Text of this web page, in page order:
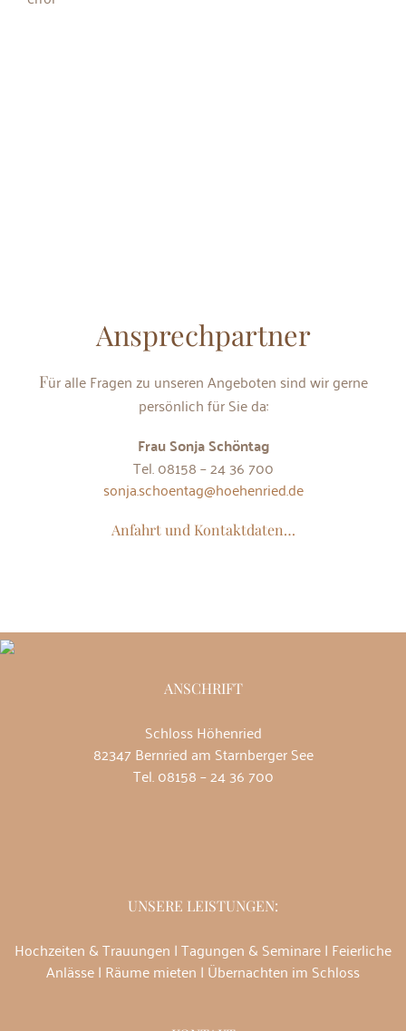
Ansprechpartner
Für alle Fragen zu unseren Angeboten sind wir gerne
persönlich für Sie da:
Frau Sonja Schöntag
Tel. 08158 – 24 36 700
sonja.schoentag@hoehenried.de
Anfahrt und Kontaktdaten…
ANSCHRIFT
Schloss Höhenried
82347 Bernried am Starnberger See
Tel. 08158 – 24 36 700
UNSERE LEISTUNGEN:
Hochzeiten & Trauungen |Tagungen & Seminare| Feierliche
Anlässe| Räume mieten | Übernachten im Schloss